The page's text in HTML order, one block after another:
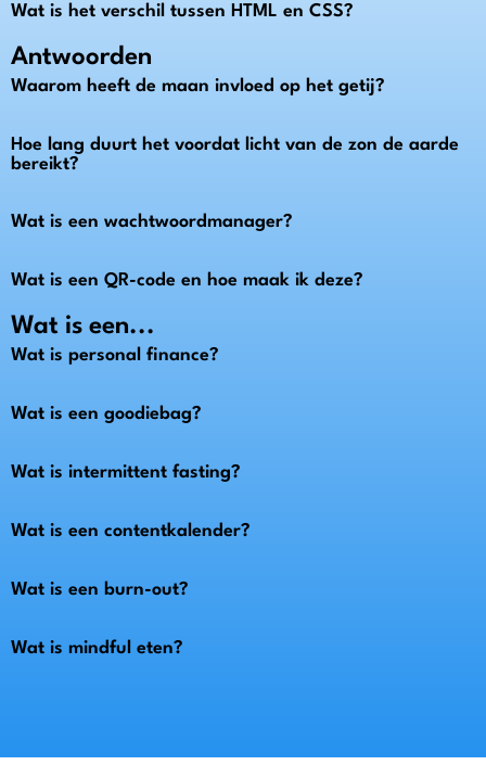
Wat is het verschil tussen HTML en CSS?
Antwoorden
Waarom heeft de maan invloed op het getij?
Hoe lang duurt het voordat licht van de zon de aarde
bereikt?
Wat is een wachtwoordmanager?
Wat is een QR-code en hoe maak ik deze?
Wat is een...
Wat is personal finance?
Wat is een goodiebag?
Wat is intermittent fasting?
Wat is een contentkalender?
Wat is een burn-out?
Wat is mindful eten?